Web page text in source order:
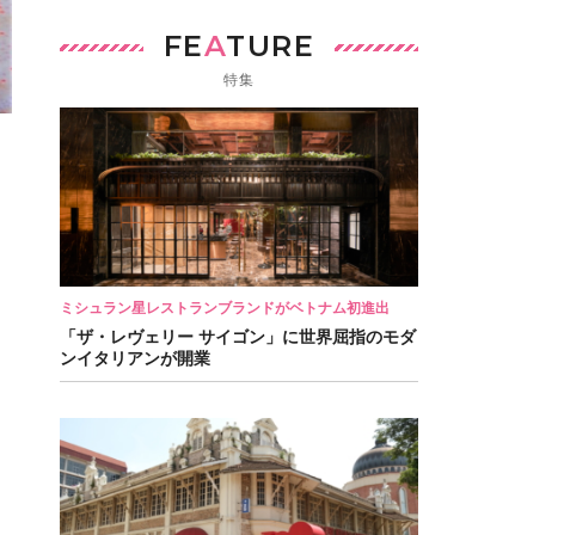
FEATURE
特集
ミシュラン星レストランブランドがベトナム初進出
「ザ・レヴェリー サイゴン」に世界屈指のモダ
ンイタリアンが開業